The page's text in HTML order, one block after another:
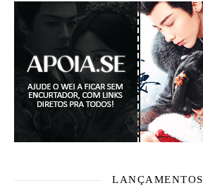
LANÇAMENTOS